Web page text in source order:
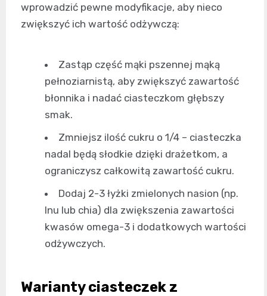
wprowadzić pewne modyfikacje, aby nieco
zwiększyć ich wartość odżywczą:
Zastąp część mąki pszennej mąką
pełnoziarnistą, aby zwiększyć zawartość
błonnika i nadać ciasteczkom głębszy
smak.
Zmniejsz ilość cukru o 1/4 – ciasteczka
nadal będą słodkie dzięki drażetkom, a
ograniczysz całkowitą zawartość cukru.
Dodaj 2-3 łyżki zmielonych nasion (np.
lnu lub chia) dla zwiększenia zawartości
kwasów omega-3 i dodatkowych wartości
odżywczych.
Warianty ciasteczek z